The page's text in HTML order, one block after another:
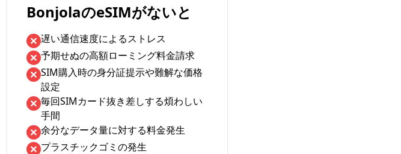
BonjolaのeSIMがないと
遅い通信速度によるストレス
予期せぬの高額ローミング料金請求
SIM購入時の身分証提示や難解な価格
設定
毎回SIMカード抜き差しする煩わしい
手間
余分なデータ量に対する料金発生
プラスチックゴミの発生